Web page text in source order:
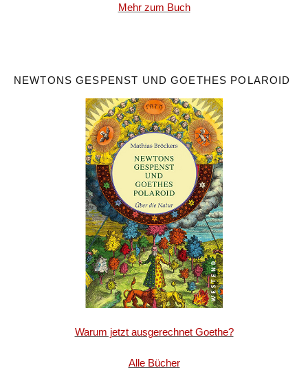
Mehr zum Buch
NEWTONS GESPENST UND GOETHES POLAROID
Warum jetzt ausgerechnet Goethe?
Alle Bücher